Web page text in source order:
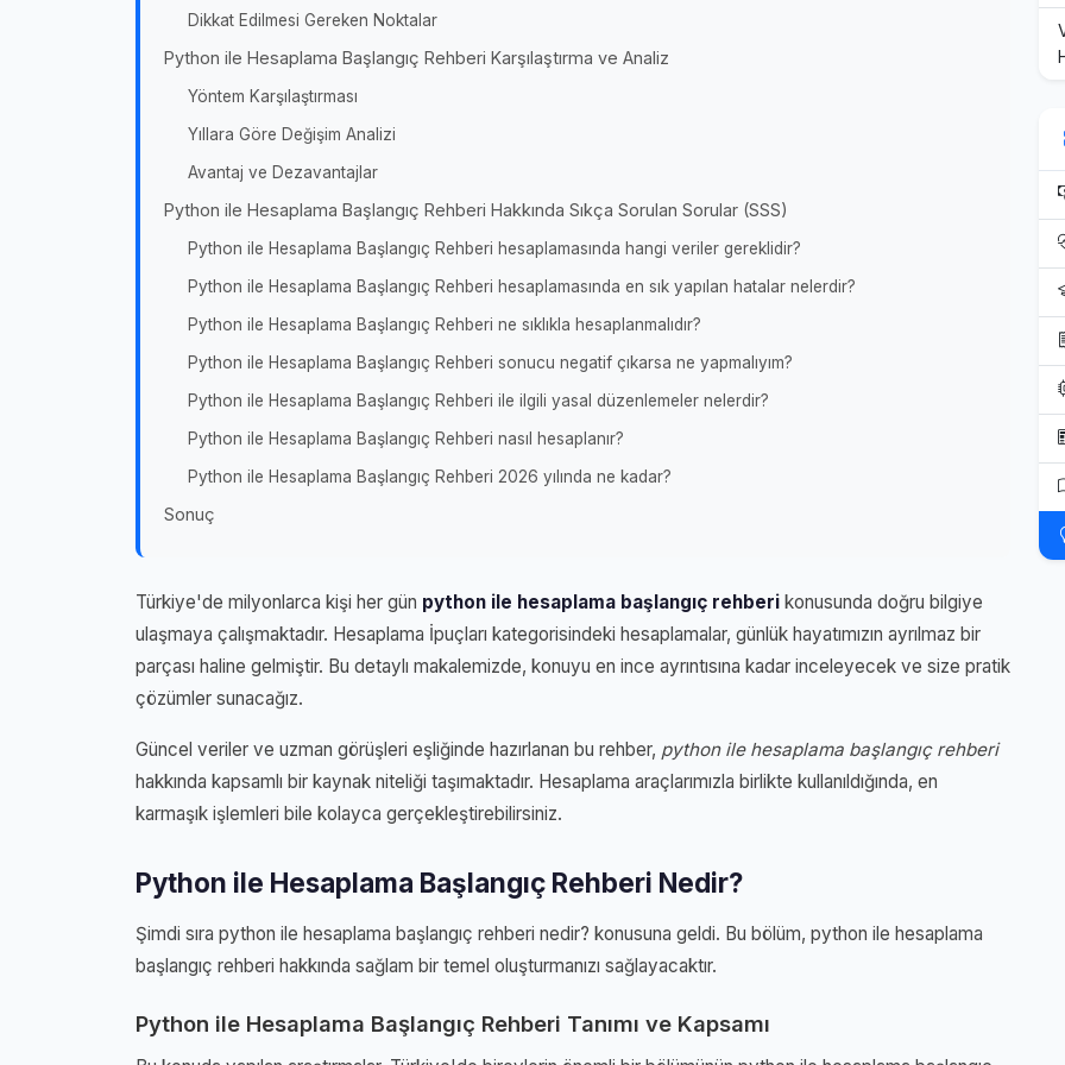
Dikkat Edilmesi Gereken Noktalar
Python ile Hesaplama Başlangıç Rehberi Karşılaştırma ve Analiz
Yöntem Karşılaştırması
Yıllara Göre Değişim Analizi
Avantaj ve Dezavantajlar
Python ile Hesaplama Başlangıç Rehberi Hakkında Sıkça Sorulan Sorular (SSS)
Python ile Hesaplama Başlangıç Rehberi hesaplamasında hangi veriler gereklidir?
Python ile Hesaplama Başlangıç Rehberi hesaplamasında en sık yapılan hatalar nelerdir?
Python ile Hesaplama Başlangıç Rehberi ne sıklıkla hesaplanmalıdır?
Python ile Hesaplama Başlangıç Rehberi sonucu negatif çıkarsa ne yapmalıyım?
Python ile Hesaplama Başlangıç Rehberi ile ilgili yasal düzenlemeler nelerdir?
Python ile Hesaplama Başlangıç Rehberi nasıl hesaplanır?
Python ile Hesaplama Başlangıç Rehberi 2026 yılında ne kadar?
Sonuç
Türkiye'de milyonlarca kişi her gün python ile hesaplama başlangıç rehberi konusunda doğru bilgiye
ulaşmaya çalışmaktadır. Hesaplama İpuçları kategorisindeki hesaplamalar, günlük hayatımızın ayrılmaz bir
parçası haline gelmiştir. Bu detaylı makalemizde, konuyu en ince ayrıntısına kadar inceleyecek ve size pratik
çözümler sunacağız.
Güncel veriler ve uzman görüşleri eşliğinde hazırlanan bu rehber, python ile hesaplama başlangıç rehberi
hakkında kapsamlı bir kaynak niteliği taşımaktadır. Hesaplama araçlarımızla birlikte kullanıldığında, en
karmaşık işlemleri bile kolayca gerçekleştirebilirsiniz.
Python ile Hesaplama Başlangıç Rehberi Nedir?
Şimdi sıra python ile hesaplama başlangıç rehberi nedir? konusuna geldi. Bu bölüm, python ile hesaplama
başlangıç rehberi hakkında sağlam bir temel oluşturmanızı sağlayacaktır.
Python ile Hesaplama Başlangıç Rehberi Tanımı ve Kapsamı